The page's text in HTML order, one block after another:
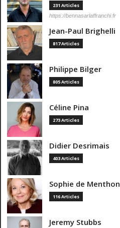
231 Articles
https://bennasarlaffranchi.fr
Jean-Paul Brighelli
817 Articles
Philippe Bilger
805 Articles
Céline Pina
273 Articles
Didier Desrimais
403 Articles
Sophie de Menthon
116 Articles
Jeremy Stubbs